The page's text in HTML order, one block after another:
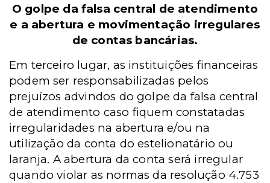
O golpe da falsa central de atendimento
e a abertura e movimentação irregulares
de contas bancárias.
Em terceiro lugar, as instituições financeiras
podem ser responsabilizadas pelos
prejuízos advindos do golpe da falsa central
de atendimento caso fiquem constatadas
irregularidades na abertura e/ou na
utilização da conta do estelionatário ou
laranja. A abertura da conta será irregular
quando violar as normas da resolução 4.753